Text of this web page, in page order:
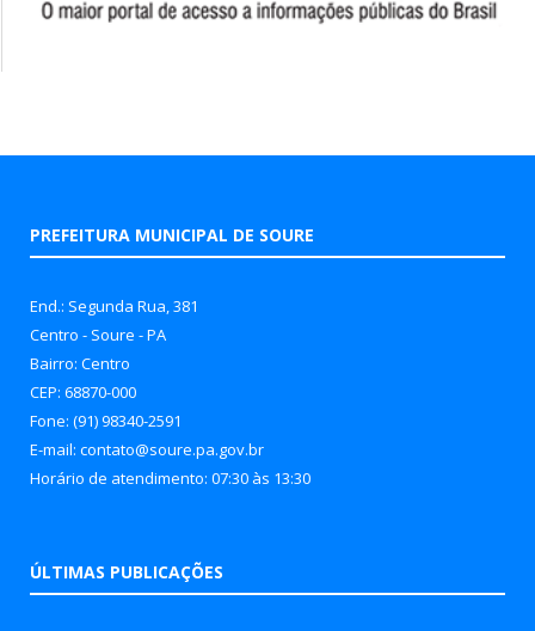
PREFEITURA MUNICIPAL DE SOURE
End.: Segunda Rua, 381
Centro - Soure - PA
Bairro: Centro
CEP: 68870-000
Fone: (91) 98340-2591
E-mail: contato@soure.pa.gov.br
Horário de atendimento: 07:30 às 13:30
ÚLTIMAS PUBLICAÇÕES